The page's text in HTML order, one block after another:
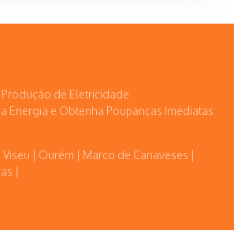
de Eletricidade.
Energia e Obtenha Poupanças Imediatas
| Ourém | Marco de Canaveses |
|